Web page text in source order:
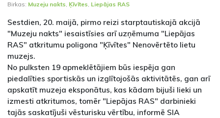
Birkas: Muzeju nakts, Ķīvītes, Liepājas RAS
Sestdien, 20. maijā, pirmo reizi starptautiskajā akcijā
"Muzeju nakts" iesaistīsies arī uzņēmuma "Liepājas
RAS" atkritumu poligona "Ķīvītes" Nenovērtēto lietu
muzejs.
No pulksten 19 apmeklētājiem būs iespēja gan
piedalīties sportiskās un izglītojošās aktivitātēs, gan arī
apskatīt muzeja eksponātus, kas kādam bijuši lieki un
izmesti atkritumos, tomēr "Liepājas RAS" darbinieki
tajās saskatījuši vēsturisku vērtību, informē SIA